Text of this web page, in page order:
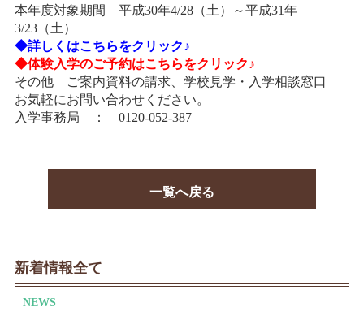
学校情報
よくある質問
サイトマップ
本年度対象期間 平成30年4/28（土）～平成31年
3/23（土）
◆詳しくはこちらをクリック♪
◆体験入学のご予約はこちらをクリック♪
その他 ご案内資料の請求、学校見学・入学相談窓口
お気軽にお問い合わせください。
入学事務局 ： 0120-052-387
一覧へ戻る
新着情報全て
NEWS